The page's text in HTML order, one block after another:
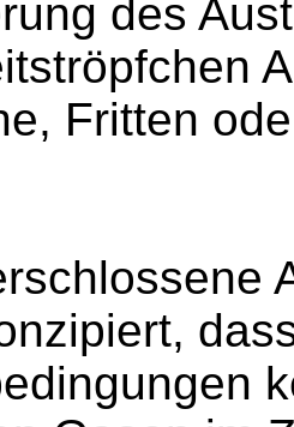
des
Fritten